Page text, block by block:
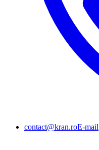
contact@kran.roE-mail